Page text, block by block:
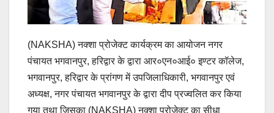
(NAKSHA) नक्शा प्रोजेक्ट कार्यक्रम का आयोजन नगर
पंचायत भगवानपुर, हरिद्वार के द्वारा आर०एन०आई० इण्टर कॉलेज,
भगवानपुर, हरिद्वार के प्रांगण में उपजिलाधिकारी, भगवानपुर एवं
अध्यक्ष, नगर पंचायत भगवानपुर के द्वारा दीप प्रज्वलित कर किया
गया तथा जिसका (NAKSHA) नक्शा प्रोजेक्ट का सीधा